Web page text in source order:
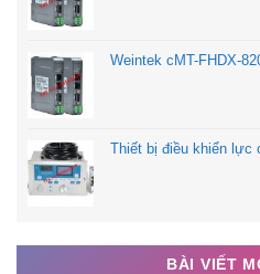
Weintek cMT-FHDX-
Thiết bị điều khiển lực
BÀI VIẾT